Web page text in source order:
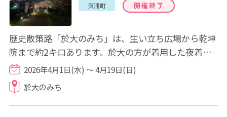
東浦町 開催終了
歴史散策路「於大のみち」は、生い立ち広場から乾坤
院まで約2キロあります。於大の方が着用した夜着を
モチーフにしたモニュメントなどが3カ所に設...
2026年4月1日(水) ～ 4月19日(日)
於大のみち